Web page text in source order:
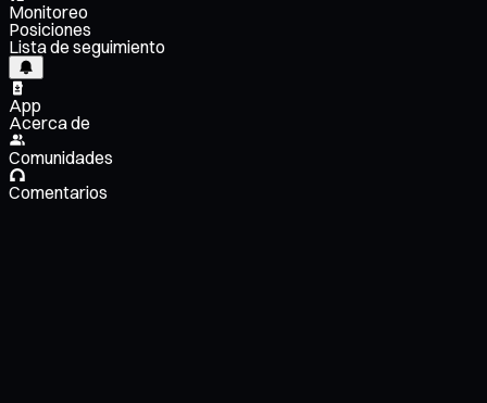
Monitoreo
Posiciones
Lista de seguimiento
App
Acerca de
Comunidades
Comentarios